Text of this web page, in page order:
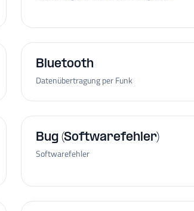
Bluetooth
Datenübertragung per Funk
Bug (Softwarefehler)
Softwarefehler